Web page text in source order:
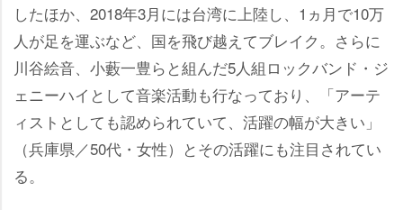
したほか、2018年3月には台湾に上陸し、1ヵ月で10万
人が足を運ぶなど、国を飛び越えてブレイク。さらに
川谷絵音、小藪一豊らと組んだ5人組ロックバンド・ジ
ェニーハイとして音楽活動も行なっており、「アーテ
ィストとしても認められていて、活躍の幅が大きい」
（兵庫県／50代・女性）とその活躍にも注目されてい
る。